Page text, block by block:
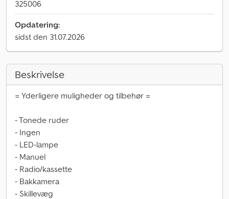
325006
Opdatering:
sidst den 31.07.2026
Beskrivelse
= Yderligere muligheder og tilbehør =
- Tonede ruder
- Ingen
- LED-lampe
- Manuel
- Radio/kassette
- Bakkamera
- Skillevæg